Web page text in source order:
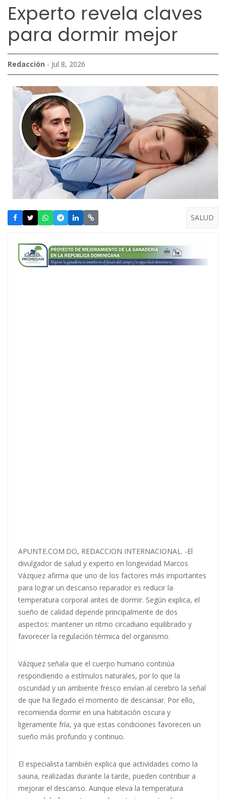
Experto revela claves
para dormir mejor
Redacción - Jul 8, 2026
SALUD
APUNTE.COM.DO, REDACCION INTERNACIONAL. -El
divulgador de salud y experto en longevidad Marcos
Vázquez afirma que uno de los factores más importantes
para lograr un descanso reparador es reducir la
temperatura corporal antes de dormir. Según explica, el
sueño de calidad depende principalmente de dos
aspectos: mantener un ritmo circadiano equilibrado y
favorecer la regulación térmica del organismo.
Vázquez señala que el cuerpo humano continúa
respondiendo a estímulos naturales, por lo que la
oscuridad y un ambiente fresco envían al cerebro la señal
de que ha llegado el momento de descansar. Por ello,
recomienda dormir en una habitación oscura y
ligeramente fría, ya que estas condiciones favorecen un
sueño más profundo y continuo.
El especialista también explica que actividades como la
sauna, realizadas durante la tarde, pueden contribuir a
mejorar el descanso. Aunque eleva la temperatura